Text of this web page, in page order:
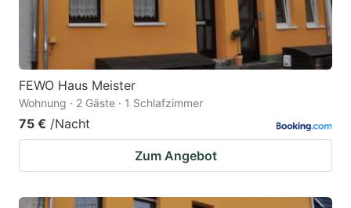
the
shortcuts
for
changing
dates.
the
keyboard
shortcuts
FEWO Haus Meister
Wohnung · 2 Gäste · 1 Schlafzimmer
75 € /Nacht
Zum Angebot